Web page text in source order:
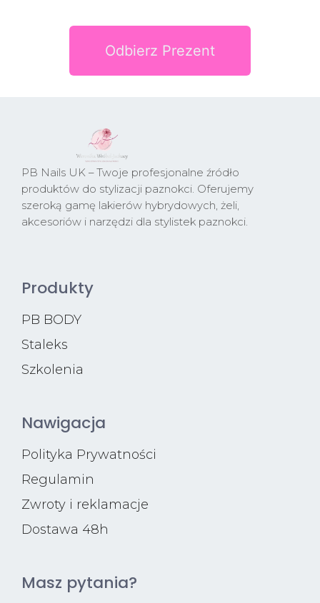
Odbierz Prezent
PB Nails UK – Twoje profesjonalne źródło
produktów do stylizacji paznokci. Oferujemy
szeroką gamę lakierów hybrydowych, żeli,
akcesoriów i narzędzi dla stylistek paznokci.
Produkty
PB BODY
Staleks
Szkolenia
Nawigacja
Polityka Prywatności
Regulamin
Zwroty i reklamacje
Dostawa 48h
Masz pytania?